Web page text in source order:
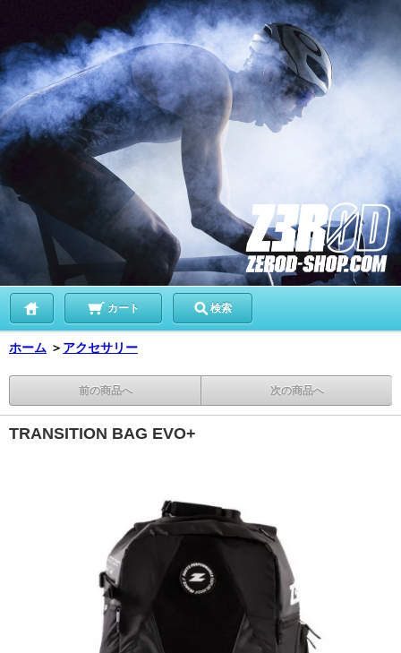
カート 検索
ホーム ＞ アクセサリー
前の商品へ 次の商品へ
TRANSITION BAG EVO+